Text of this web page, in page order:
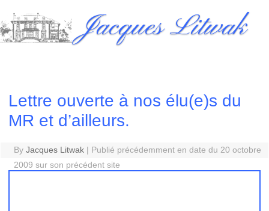
to
content
Jacques Litwak
Lettre ouverte à nos élu(e)s du
MR et d’ailleurs.
By Jacques Litwak | Publié précédemment en date du 20 octobre
2009 sur son précédent site